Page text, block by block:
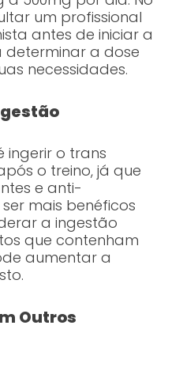
um profissional
antes de iniciar a
a dose
necessidades.
ingerir o trans
o treino, já que
e anti-
mais benéficos
a ingestão
que contenham
aumentar a
Outros